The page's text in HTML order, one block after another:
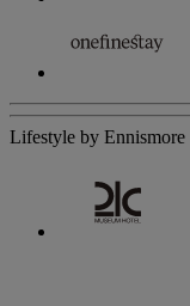
Lifestyle by Ennismore